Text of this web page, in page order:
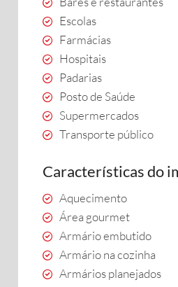
Escolas
Farmácias
Hospitais
Padarias
Posto de Saúde
Supermercados
Transporte público
Características do
Aquecimento
Área gourmet
Armário embutido
Armário na cozinha
Armários planejados